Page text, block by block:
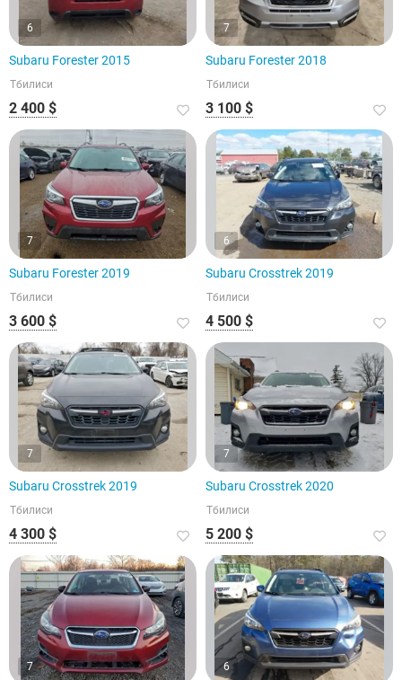
6
Subaru Forester 2015
Тбилиси
2 400 $
7
Subaru Forester 2018
Тбилиси
3 100 $
7
Subaru Forester 2019
Тбилиси
3 600 $
6
Subaru Crosstrek 2019
Тбилиси
4 500 $
7
Subaru Crosstrek 2019
Тбилиси
4 300 $
7
Subaru Crosstrek 2020
Тбилиси
5 200 $
7 6